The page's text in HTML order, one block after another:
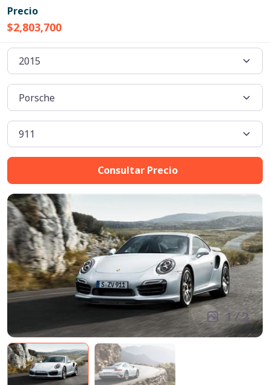
Precio
$2,803,700
Consultar Precio
1/2